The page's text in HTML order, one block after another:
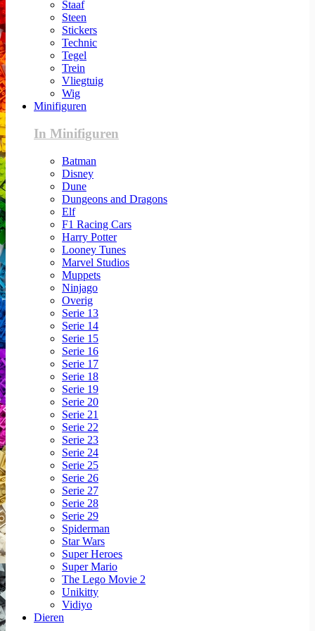
Staaf
Steen
Stickers
Technic
Tegel
Trein
Vliegtuig
Wig
Minifiguren
In Minifiguren
Batman
Disney
Dune
Dungeons and Dragons
Elf
F1 Racing Cars
Harry Potter
Looney Tunes
Marvel Studios
Muppets
Ninjago
Overig
Serie 13
Serie 14
Serie 15
Serie 16
Serie 17
Serie 18
Serie 19
Serie 20
Serie 21
Serie 22
Serie 23
Serie 24
Serie 25
Serie 26
Serie 27
Serie 28
Serie 29
Spiderman
Star Wars
Super Heroes
Super Mario
The Lego Movie 2
Unikitty
Vidiyo
Dieren